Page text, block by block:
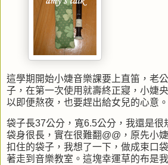
這學期開始小婕音樂課要上直笛，老
子，在第一次使用就壽終正寢，小婕
以即便熬夜，也要趕出給女兒的心意。
袋子長37公分，寬6.5公分，我還是很
袋身很長，實在很難翻@@，原先小
扣住的袋子，我想了一下，做成束口
著走到音樂教室。這塊幸運草的布是